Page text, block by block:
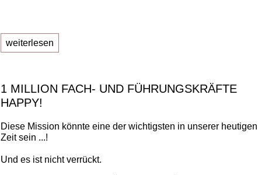
weiterlesen
1 MILLION FACH- UND FÜHRUNGSKRÄFTE
HAPPY!
Diese Mission könnte eine der wichtigsten in unserer heutigen
Zeit sein ...!
Und es ist nicht verrückt.